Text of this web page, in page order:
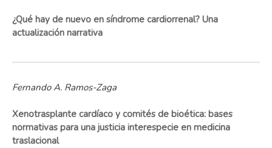
¿Qué hay de nuevo en síndrome cardiorrenal? Una
actualización narrativa
Fernando A. Ramos-Zaga
Xenotrasplante cardíaco y comités de bioética: bases
normativas para una justicia interespecie en medicina
traslacional